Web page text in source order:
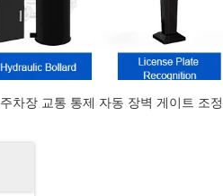
주차장 교통 통제 자동 장벽 게이트 조